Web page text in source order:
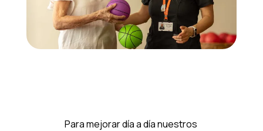
Para mejorar día a día nuestros